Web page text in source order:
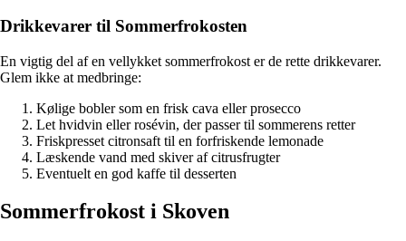
Drikkevarer til Sommerfrokosten
En vigtig del af en vellykket sommerfrokost er de rette drikkevarer.
Glem ikke at medbringe:
Kølige bobler som en frisk cava eller prosecco
Let hvidvin eller rosévin, der passer til sommerens retter
Friskpresset citronsaft til en forfriskende lemonade
Læskende vand med skiver af citrusfrugter
Eventuelt en god kaffe til desserten
Sommerfrokost i Skoven